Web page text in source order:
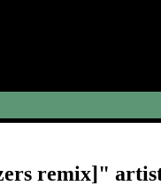
remix]"